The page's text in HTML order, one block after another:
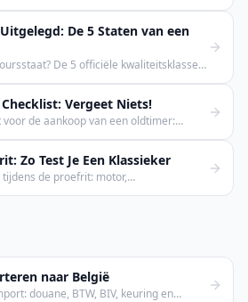
De 5 Staten van een
De 5 officiële kwaliteitsklassen
Vergeet Niets!
de aankoop van een oldtimer:
Zo Test Je Een Klassieker
de proefrit: motor,
naar België
douane, BTW, BIV, keuring en